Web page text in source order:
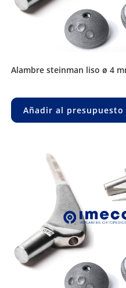
alambre steinman liso ø 4
Añadir al